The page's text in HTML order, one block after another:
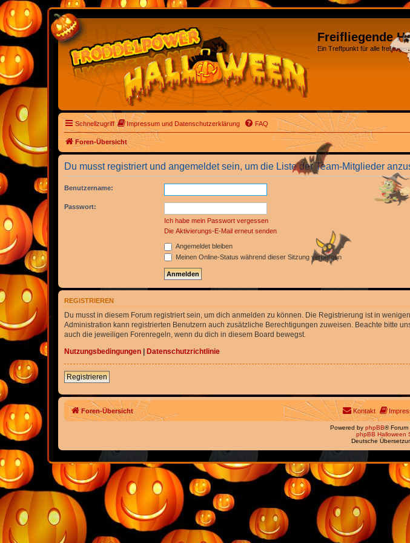
Freifliegende
Ein Treffpunkt für alle
Schnellzugriff Impressum und Datenschutzerklärung FAQ
Foren-Übersicht
Du musst registriert und angemeldet sein, um die Liste der Team-Mitglieder
Benutzername:
Passwort:
Ich habe mein Passwort vergessen
Die Aktivierungs-E-Mail erneut senden
Angemeldet bleiben
Meinen Online-Status während dieser Sitzung verbergen
REGISTRIEREN
Du musst in diesem Forum registriert sein, um dich anmelden zu können. Die Registrierung ist in
Administration kann registrierten Benutzern auch zusätzliche Berechtigungen zuweisen. Beachte bitte
auch die jeweiligen Forenregeln, wenn du dich in diesem Board bewegst.
Nutzungsbedingungen | Datenschutzrichtlinie
Registrieren
Foren-Übersicht Kontakt
Powered by phpBB® Forum
phpBB Halloween
Deutsche